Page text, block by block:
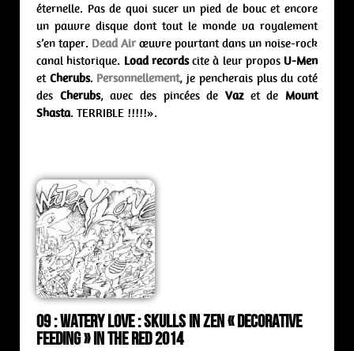
éternelle. Pas de quoi sucer un pied de bouc et encore
un pauvre disque dont tout le monde va royalement
s’en taper. Dead Air œuvre pourtant dans un noise-rock
canal historique. Load recordscite à leur propos U-Men
et Cherubs. Personnellement, je pencherais plus du coté
des Cherubs, avec des pincées deVaz et de Mount
Shasta. TERRIBLE !!!!!».
09 : Watery Love : skulls in zen « Decorative
Feeding » In The Red 2014